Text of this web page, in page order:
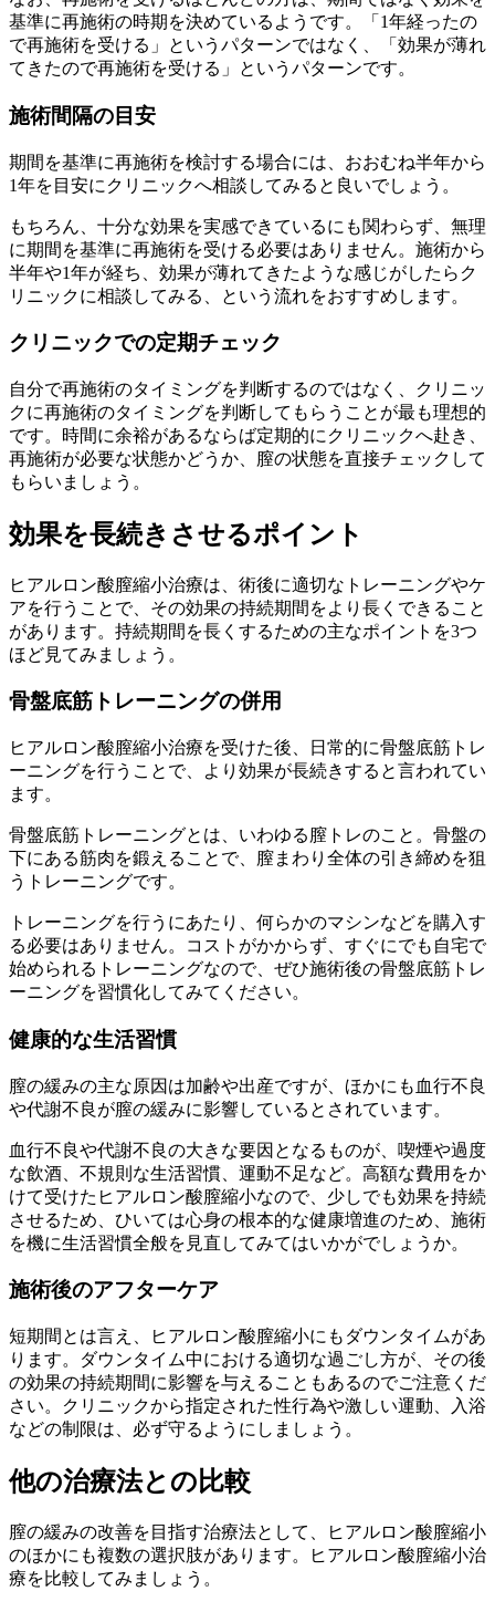
基準に再施術の時期を決めているようです。「1年経ったの
で再施術を受ける」というパターンではなく、「効果が薄れ
てきたので再施術を受ける」というパターンです。
施術間隔の目安
期間を基準に再施術を検討する場合には、おおむね半年から
1年を目安にクリニックへ相談してみると良いでしょう。
もちろん、十分な効果を実感できているにも関わらず、無理
に期間を基準に再施術を受ける必要はありません。施術から
半年や1年が経ち、効果が薄れてきたような感じがしたらク
リニックに相談してみる、という流れをおすすめします。
クリニックでの定期チェック
自分で再施術のタイミングを判断するのではなく、クリニッ
クに再施術のタイミングを判断してもらうことが最も理想的
です。時間に余裕があるならば定期的にクリニックへ赴き、
再施術が必要な状態かどうか、膣の状態を直接チェックして
もらいましょう。
効果を長続きさせるポイント
ヒアルロン酸膣縮小治療は、術後に適切なトレーニングやケ
アを行うことで、その効果の持続期間をより長くできること
があります。持続期間を長くするための主なポイントを3つ
ほど見てみましょう。
骨盤底筋トレーニングの併用
ヒアルロン酸膣縮小治療を受けた後、日常的に骨盤底筋トレ
ーニングを行うことで、より効果が長続きすると言われてい
ます。
骨盤底筋トレーニングとは、いわゆる膣トレのこと。骨盤の
下にある筋肉を鍛えることで、膣まわり全体の引き締めを狙
うトレーニングです。
トレーニングを行うにあたり、何らかのマシンなどを購入す
る必要はありません。コストがかからず、すぐにでも自宅で
始められるトレーニングなので、ぜひ施術後の骨盤底筋トレ
ーニングを習慣化してみてください。
健康的な生活習慣
膣の緩みの主な原因は加齢や出産ですが、ほかにも血行不良
や代謝不良が膣の緩みに影響しているとされています。
血行不良や代謝不良の大きな要因となるものが、喫煙や過度
な飲酒、不規則な生活習慣、運動不足など。高額な費用をか
けて受けたヒアルロン酸膣縮小なので、少しでも効果を持続
させるため、ひいては心身の根本的な健康増進のため、施術
を機に生活習慣全般を見直してみてはいかがでしょうか。
施術後のアフターケア
短期間とは言え、ヒアルロン酸膣縮小にもダウンタイムがあ
ります。ダウンタイム中における適切な過ごし方が、その後
の効果の持続期間に影響を与えることもあるのでご注意くだ
さい。クリニックから指定された性行為や激しい運動、入浴
などの制限は、必ず守るようにしましょう。
他の治療法との比較
膣の緩みの改善を目指す治療法として、ヒアルロン酸膣縮小
のほかにも複数の選択肢があります。ヒアルロン酸膣縮小治
療を比較してみましょう。